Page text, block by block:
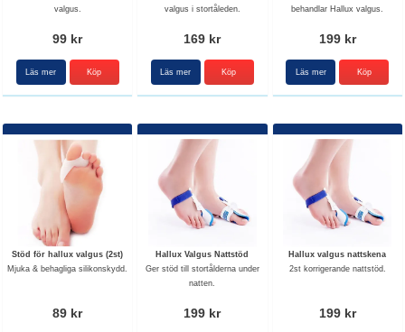
valgus.
99 kr
Läs mer
valgus i stortåleden.
169 kr
Läs mer
behandlar Hallux valgus.
199 kr
Läs mer Köp
Stöd för hallux valgus (2st)
Mjuka & behagliga silikonskydd.
89 kr
Hallux Valgus Nattstöd
Ger stöd till stortålderna under
natten.
199 kr
Hallux valgus nattskena
2st korrigerande nattstöd.
199 kr